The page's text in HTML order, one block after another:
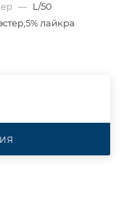
— L/50
лайкра